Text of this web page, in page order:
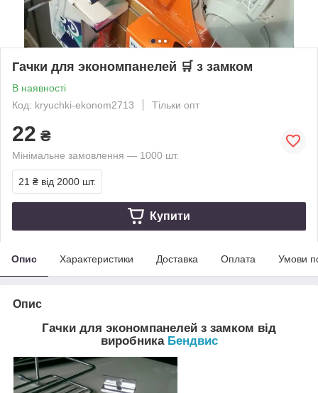
Гачки для экономпанелей 🛒 з замком
В наявності
Код: kryuchki-ekonom2713
Тільки опт
22 ₴
Мінімальне замовлення — 1000 шт.
21 ₴ від 2000 шт.
Купити
Опис Характеристики Доставка Оплата Умови
Опис
Гачки для экономпанелей з замком від
виробника Бендвис